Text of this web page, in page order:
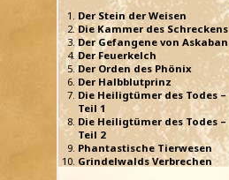
Der Stein der Weisen
Die Kammer des Schreckens
Der Gefangene von Askaban
Der Feuerkelch
Der Orden des Phönix
Der Halbblutprinz
Die Heiligtümer des Todes –
Teil 1
Die Heiligtümer des Todes –
Teil 2
Phantastische Tierwesen
Grindelwalds Verbrechen